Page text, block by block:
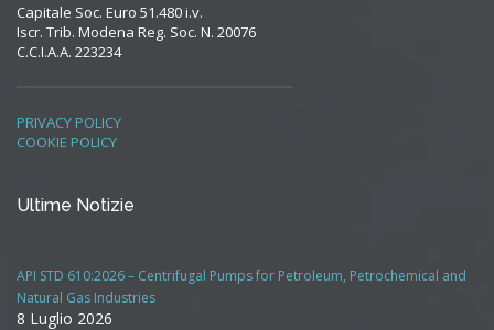
Capitale Soc. Euro 51.480 i.v.
Iscr. Trib. Modena Reg. Soc. N. 20076
C.C.I.A.A. 223234
PRIVACY POLICY
COOKIE POLICY
Ultime Notizie
API STD 610:2026 – Centrifugal Pumps for Petroleum, Petrochemical and
Natural Gas Industries
8 Luglio 2026